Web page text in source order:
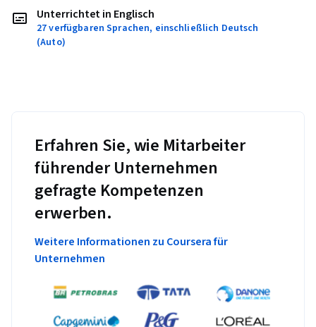
Unterrichtet in Englisch
27 verfügbaren Sprachen, einschließlich Deutsch
(Auto)
Erfahren Sie, wie Mitarbeiter
führender Unternehmen
gefragte Kompetenzen
erwerben.
Weitere Informationen zu Coursera für
Unternehmen